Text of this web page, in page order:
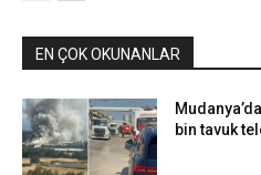
EN ÇOK OKUNANLAR
bin tavuk